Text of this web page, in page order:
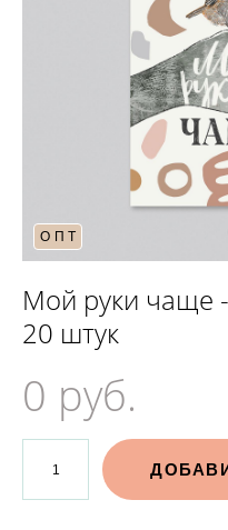
ОПТ
Мой руки чаще
20 штук
0 pуб.